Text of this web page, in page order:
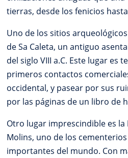
tierras, desde los fenicios
Uno de los sitios
de Sa Caleta, un antiguo
del siglo VIII a.C. Este lugar es
primeros contactos
occidental, y pasear por sus
por las páginas de un libro de
Otro lugar imprescindible es la
Molins, uno de los
importantes del mundo. Con